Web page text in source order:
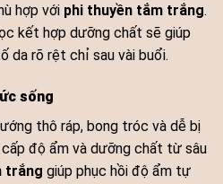
hợp với phi thuyền tắm trắng.
kết hợp dưỡng chất sẽ giúp
da rõ rệt chỉ sau vài buổi.
sống
thô ráp, bong tróc và dễ bị
cấp độ ẩm và dưỡng chất từ sâu
trắng giúp phục hồi độ ẩm tự